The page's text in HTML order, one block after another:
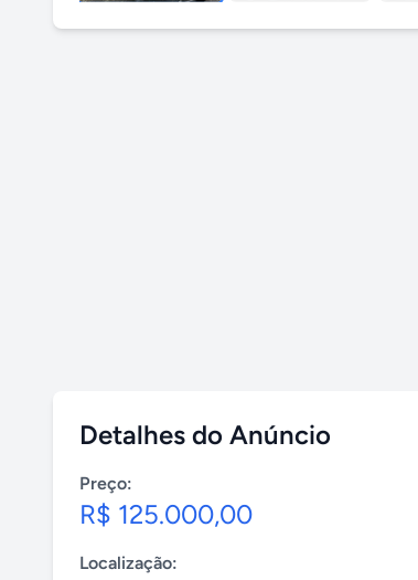
Detalhes do Anúncio
Preço:
R$ 125.000,00
Localização: